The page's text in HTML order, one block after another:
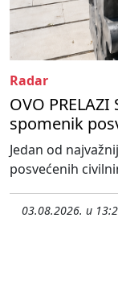
Radar
OVO
spomenik
Jedan od
posvećenih
03.08.2026. u